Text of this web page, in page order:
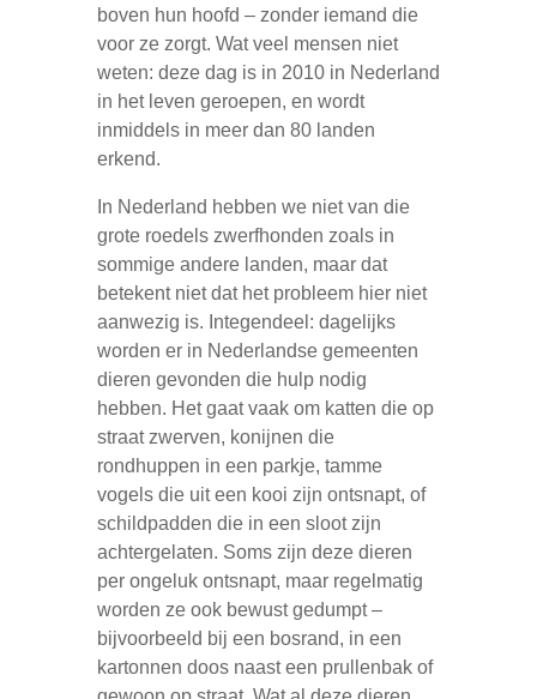
boven hun hoofd – zonder iemand die
voor ze zorgt. Wat veel mensen niet
weten: deze dag is in 2010 in Nederland
in het leven geroepen, en wordt
inmiddels in meer dan 80 landen
erkend.
In Nederland hebben we niet van die
grote roedels zwerfhonden zoals in
sommige andere landen, maar dat
betekent niet dat het probleem hier niet
aanwezig is. Integendeel: dagelijks
worden er in Nederlandse gemeenten
dieren gevonden die hulp nodig
hebben. Het gaat vaak om katten die op
straat zwerven, konijnen die
rondhuppen in een parkje, tamme
vogels die uit een kooi zijn ontsnapt, of
schildpadden die in een sloot zijn
achtergelaten. Soms zijn deze dieren
per ongeluk ontsnapt, maar regelmatig
worden ze ook bewust gedumpt –
bijvoorbeeld bij een bosrand, in een
kartonnen doos naast een prullenbak of